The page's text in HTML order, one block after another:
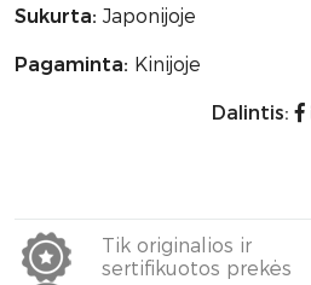
Sukurta: Japonijoje
Pagaminta: Kinijoje
Dalintis:
Tik originalios ir
sertifikuotos prekės